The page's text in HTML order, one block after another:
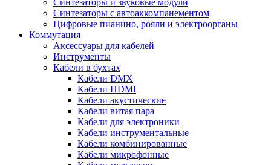
Синтезаторы и звуковые модули
Синтезаторы с автоаккомпанементом
Цифровые пианино, рояли и электроорганы
Коммутация
Аксессуары для кабелей
Инструменты
Кабели в бухтах
Кабели DMX
Кабели HDMI
Кабели акустические
Кабели витая пара
Кабели для электроники
Кабели инструментальные
Кабели комбинированные
Кабели микрофонные